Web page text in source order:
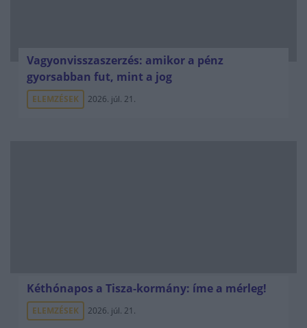
Vagyonvisszaszerzés: amikor a pénz
gyorsabban fut, mint a jog
ELEMZÉSEK 2026. júl. 21.
Kéthónapos a Tisza-kormány: íme a mérleg!
ELEMZÉSEK 2026. júl. 21.